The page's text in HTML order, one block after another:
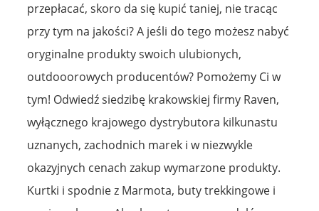
przepłacać, skoro da się kupić taniej, nie tracąc
przy tym na jakości? A jeśli do tego możesz nabyć
oryginalne produkty swoich ulubionych,
outdooorowych producentów? Pomożemy Ci w
tym! Odwiedź siedzibę krakowskiej firmy Raven,
wyłącznego krajowego dystrybutora kilkunastu
uznanych, zachodnich marek i w niezwykle
okazyjnych cenach zakup wymarzone produkty.
Kurtki i spodnie z Marmota, buty trekkingowe i